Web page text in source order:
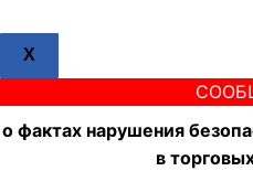
X
о фактах нарушения
в